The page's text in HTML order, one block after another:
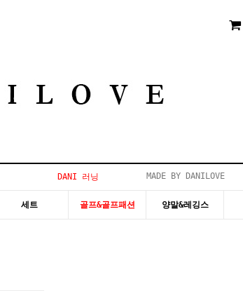
DANI 러닝 MADE BY DANILOVE
세트 골프&골프패션 양말&레깅스